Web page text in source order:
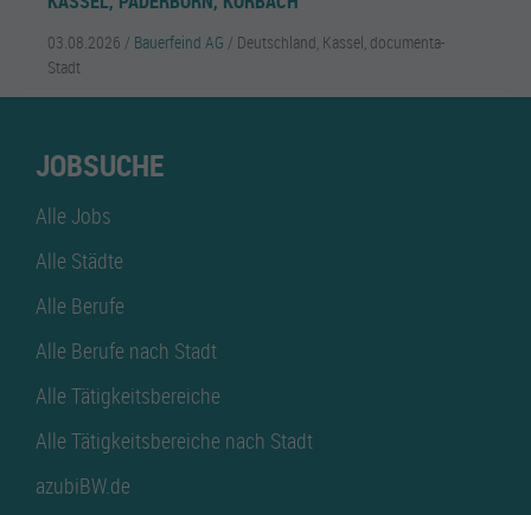
03.08.2026 / Bauerfeind AG / Deutschland, Kassel, documenta-
Stadt
JOBSUCHE
Alle Jobs
Alle Städte
Alle Berufe
Alle Berufe nach Stadt
Alle Tätigkeitsbereiche
Alle Tätigkeitsbereiche nach Stadt
azubiBW.de